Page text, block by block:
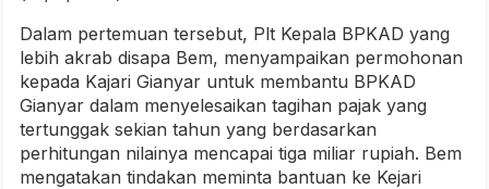
Dalam pertemuan tersebut, Plt Kepala BPKAD yang
lebih akrab disapa Bem, menyampaikan permohonan
kepada Kajari Gianyar untuk membantu BPKAD
Gianyar dalam menyelesaikan tagihan pajak yang
tertunggak sekian tahun yang berdasarkan
perhitungan nilainya mencapai tiga miliar rupiah. Bem
mengatakan tindakan meminta bantuan ke Kejari